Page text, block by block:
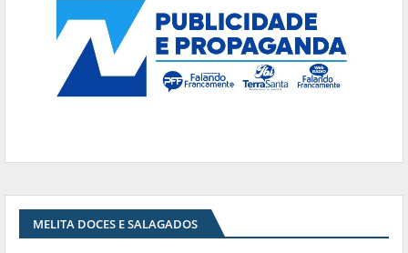
MELITA DOCES E SALAGADOS